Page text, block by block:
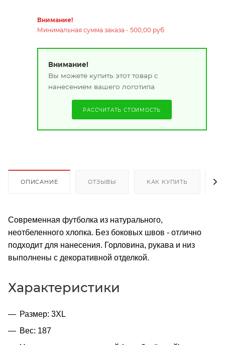
Внимание!
Минимальная сумма заказа - 500,00 руб.
Внимание!
Вы можете купить этот товар с
нанесением вашего логотипа
РАССЧИТАТЬ СТОИМОСТЬ
ОПИСАНИЕ ОТЗЫВЫ КАК КУПИТЬ
Современная футболка из натурального,
неотбеленного хлопка. Без боковых швов - отлично
подходит для нанесения. Горловина, рукава и низ
выполнены с декоративной отделкой.
Характеристики
Размер: 3XL
Вес: 187